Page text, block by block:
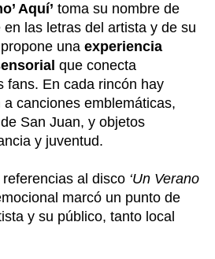
Aquí’ toma su nombre de
las letras del artista y de su
una experiencia
que conecta
fans. En cada rincón hay
canciones emblemáticas,
San Juan, y objetos
y juventud.
al disco ‘Un Verano
marcó un punto de
y su público, tanto local